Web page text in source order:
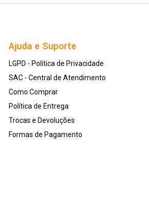
Ajuda e Suporte
LGPD - Política de Privacidade
SAC - Central de Atendimento
Como Comprar
Política de Entrega
Trocas e Devoluções
Formas de Pagamento